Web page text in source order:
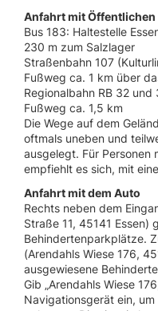
Anfahrt mit
Bus 183: Haltestelle
230 m zum Salzlager
Straßenbahn 107
Fußweg ca. 1 km über
Regionalbahn RB 32
Fußweg ca. 1,5 km
Die Wege auf dem
oftmals uneben und
ausgelegt. Für Personen
empfiehlt es sich, mit
Anfahrt mit dem Auto
Rechts neben dem
Straße 11, 45141
Behindertenparkplätze.
(Arendahls Wiese 176,
ausgewiesene
Gib „Arendahls Wiese
Navigationsgerät ein,